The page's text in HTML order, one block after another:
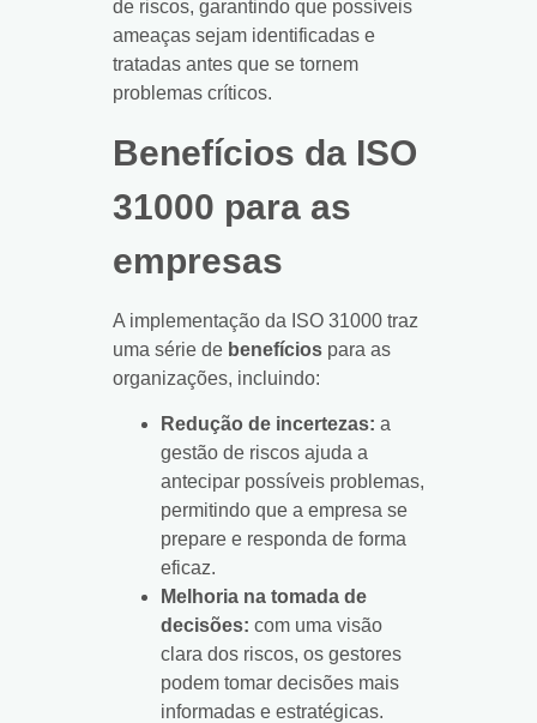
de riscos, garantindo que possíveis
ameaças sejam identificadas e
tratadas antes que se tornem
problemas críticos.
Benefícios da ISO
31000 para as
empresas
A implementação da ISO 31000 traz
uma série de benefícios para as
organizações, incluindo:
Redução de incertezas: a
gestão de riscos ajuda a
antecipar possíveis problemas,
permitindo que a empresa se
prepare e responda de forma
eficaz.
Melhoria na tomada de
decisões: com uma visão
clara dos riscos, os gestores
podem tomar decisões mais
informadas e estratégicas.